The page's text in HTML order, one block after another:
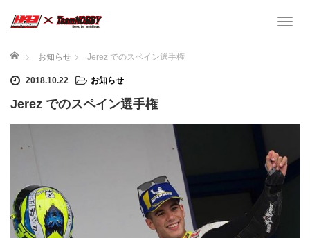
T
a
i
g
ホーム お知らせ Jerez でのスペイン選手権
2018.10.22 お知らせ
Jerez でのスペイン選手権